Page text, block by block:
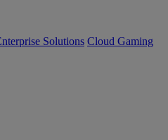
Solutions Cloud Gaming